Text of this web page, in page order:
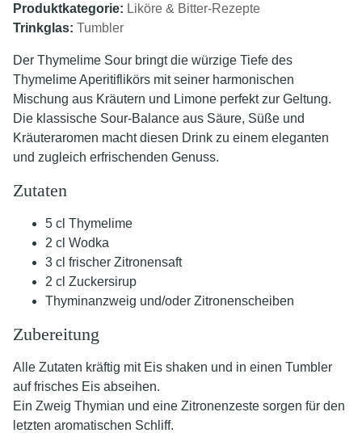
Produktkategorie: Liköre & Bitter-Rezepte
Trinkglas: Tumbler
Der Thymelime Sour bringt die würzige Tiefe des
Thymelime Aperitiflikörs mit seiner harmonischen
Mischung aus Kräutern und Limone perfekt zur Geltung.
Die klassische Sour-Balance aus Säure, Süße und
Kräuteraromen macht diesen Drink zu einem eleganten
und zugleich erfrischenden Genuss.
Zutaten
5 cl Thymelime
2 cl Wodka
3 cl frischer Zitronensaft
2 cl Zuckersirup
Thyminanzweig und/oder Zitronenscheiben
Zubereitung
Alle Zutaten kräftig mit Eis shaken und in einen Tumbler
auf frisches Eis abseihen.
Ein Zweig Thymian und eine Zitronenzeste sorgen für den
letzten aromatischen Schliff.